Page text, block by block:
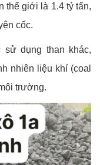
thế giới là 1.4 tỷ tấn,
cốc.
dụng than khác,
nhiên liệu khí (coal
trường.